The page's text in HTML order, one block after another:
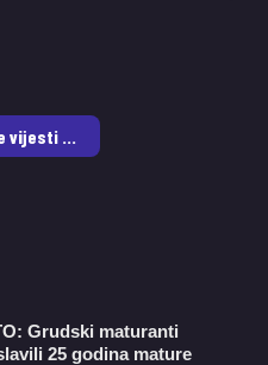
vijesti ...
Grudski maturanti
25 godina mature